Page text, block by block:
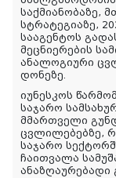
საქმიანობაზე,
სტრატეგიაზე,
სააგენტოს
მეცნიერების
ანალოგიური
დონეზე.
იუნესკოს
საჯარო
მმართველი
ცვლილებებზე,
საჯარო
ჩაითვალა
ანაზღაურებადი